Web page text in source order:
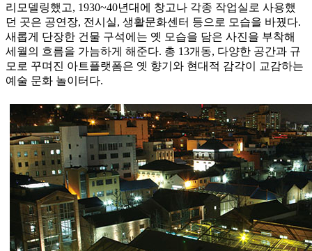
리모델링했고, 1930~40년대에 창고나 각종 작업실로 사용했
던 곳은 공연장, 전시실, 생활문화센터 등으로 모습을 바꿨다.
새롭게 단장한 건물 구석에는 옛 모습을 담은 사진을 부착해
세월의 흐름을 가늠하게 해준다. 총 13개동, 다양한 공간과 규
모로 꾸며진 아트플랫폼은 옛 향기와 현대적 감각이 교감하는
예술 문화 놀이터다.